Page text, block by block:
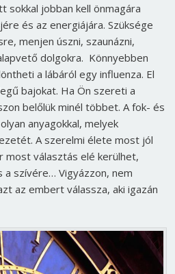
sokkal jobban kell önmagára
és az energiájára. Szüksége
menjen úszni, szaunázni,
dolgokra. Könnyebben
a lábáról egy influenza. El
bajokat. Ha Ön szereti a
belőlük minél többet. A fok- és
anyagokkal, melyek
A szerelmi élete most jól
most választás elé kerülhet,
a szívére… Vigyázzon, nem
az embert válassza, aki igazán